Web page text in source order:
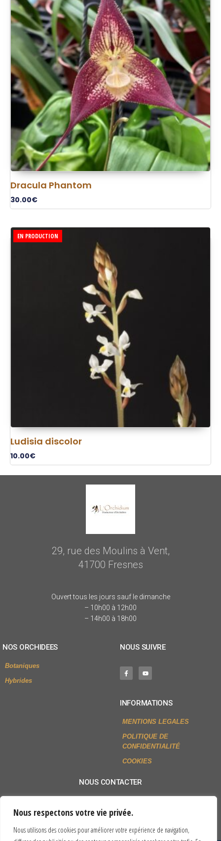
Nous respectons votre vie privée.
Nous utilisons des cookies pour améliorer votre expérience de navigation,
Dracula Phantom
30.00€
EN PRODUCTION
Ludisia discolor
10.00€
29, rue des Moulins à Vent,
41700 Fresnes
Ouvert tous les jours sauf le dimanche
– 10h00 à 12h00
– 14h00 à 18h00
NOS ORCHIDEES
Botaniques
Hybrides
NOUS SUIVRE
INFORMATIONS
MENTIONS LEGALES
POLITIQUE DE
CONFIDENTIALITÉ
COOKIES
NOUS CONTACTER
Envoyer un mail